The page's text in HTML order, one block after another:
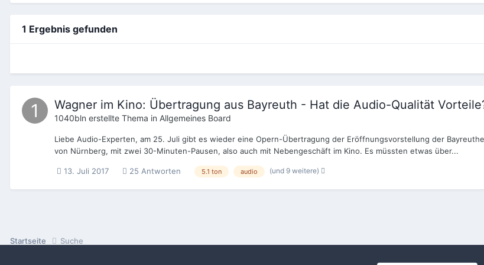
1 Ergebnis gefunden
Wagner im Kino: Übertragung aus Bayreuth - Hat die Audio-Qualität
1040bln erstellte Thema in Allgemeines Board
Liebe Audio-Experten, am 25. Juli gibt es wieder eine Opern-Übertragung der Eröffnungsvorstellung der
von Nürnberg, mit zwei 30-Minuten-Pausen, also auch mit Nebengeschäft im Kino. Es müssten etwas über...
13. Juli 2017 25 Antworten 5.1 ton audio (und 9 weitere)
Startseite Suche